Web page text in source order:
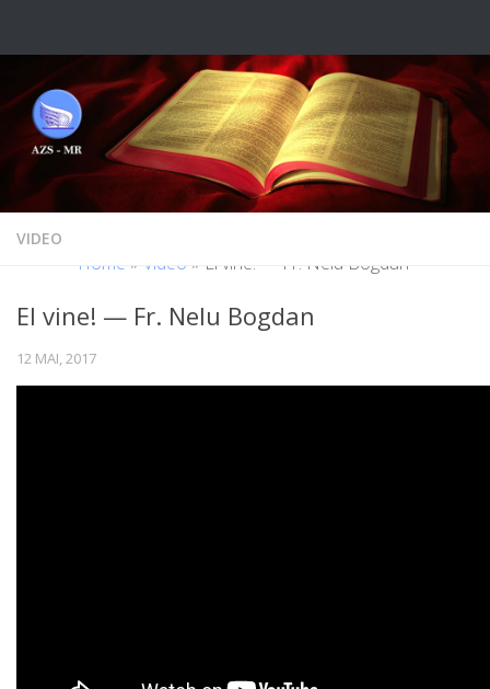
VIDEO
Home » Video » El vine! — Fr. Nelu Bogdan
El vine! — Fr. Nelu Bogdan
12 MAI, 2017